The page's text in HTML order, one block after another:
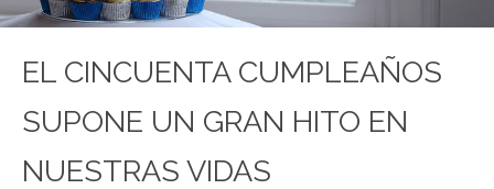
EL CINCUENTA CUMPLEAÑOS
SUPONE UN GRAN HITO EN
NUESTRAS VIDAS